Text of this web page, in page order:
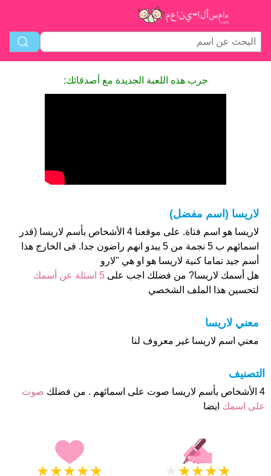
جرب هذه اللعبة الجديدة مع أصدقائك:
لاريسا (اسم مفضل)
لاريسا هو اسم فتاة. على موقعنا 4 الأشخاص بأسم لاريسا (قدر
اسمائهم ب 5 نجمة من 5 يبدو انهم راضون جدا. فى الخارج هذا
أسم جيد تماما كنية لاريسا هو او هي "لارو
هل أسمك لاريسا? من فضلك اجب على 5 اسئلة عن أسمك
لتحسين هذا الملف الشخصي
معني لاريسا
معني اسم لاريسا غير معروف لنا
التصنيف
4 الأشخاص بأسم لاريسا صوت على اسمائهم . من فضلك
صوت
على اسمك ايضا
★
★
★
★
★ ★
★
★
★